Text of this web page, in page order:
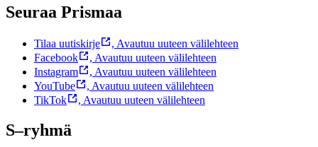
Seuraa Prismaa
Tilaa uutiskirje , Avautuu uuteen välilehteen
Facebook
, Avautuu uuteen välilehteen
Instagram
, Avautuu uuteen välilehteen
YouTube
, Avautuu uuteen välilehteen
TikTok
, Avautuu uuteen välilehteen
S–ryhmä